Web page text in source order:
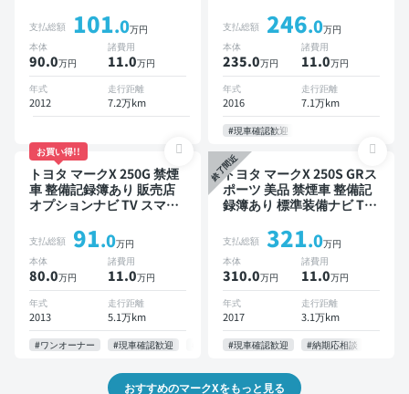
ー ドライブレコーダー
支払総額 101.0万円
本体
90.0万円
諸費用
11.0万円
年式
2012
走行距離
7.2万km
ズ スマートキー ETC バッ
クモニター ドライブレコー
ダー リフトアップ 社外マ
フラー
支払総額 246.0万円
本体
235.0万円
諸費用
11.0万円
年式
2016
走行距離
7.1万km
#現車確認歓迎
お買い得!!
トヨタ マークX 250G 禁煙
車 整備記録簿あり 販売店
オプションナビ TV スマー
ー
支払総額 91.0万円
本体
80.0万円
諸費用
11.0万円
年式
2013
走行距離
5.1万km
#ワンオーナー #現車確認歓迎 #お問い合わせ歓迎 #即納可
終了間近
トヨタ マークX 250S GRス
ポーツ 美品 禁煙車 整備記
録簿あり 標準装備ナビ TV
ー ETC バックモニター ド
ライブレコーダー
支払総額 321.0万円
本体
310.0万円
諸費用
11.0万円
年式
2017
走行距離
3.1万km
#現車確認歓迎 #納期応相談
おすすめのマークXをもっと見る